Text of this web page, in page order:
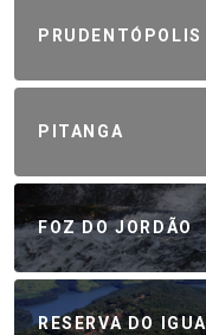
PRUDENTÓPOLIS
PITANGA
FOZ DO JORDÃO
RESERVA DO